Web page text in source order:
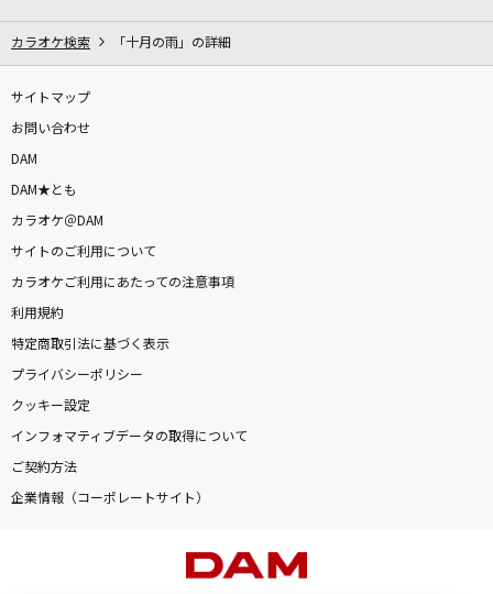
カラオケ検索 「十月の雨」の詳細
サイトマップ
お問い合わせ
DAM
DAM★とも
カラオケ＠DAM
サイトのご利用について
カラオケご利用にあたっての注意事項
利用規約
特定商取引法に基づく表示
プライバシーポリシー
クッキー設定
インフォマティブデータの取得について
ご契約方法
企業情報（コーポレートサイト）